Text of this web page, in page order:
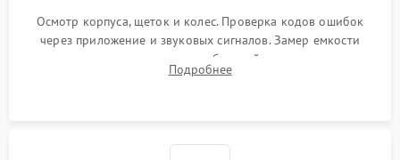
Осмотр корпуса, щеток и колес. Проверка кодов ошибок
через приложение и звуковых сигналов. Замер емкости
аккумулятора и тестирование базовой станции зарядки.
Оценка работы лидара, бампера и датчиков падения для
Подробнее